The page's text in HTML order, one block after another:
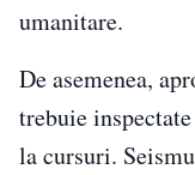
umanitare.
De asemenea,
trebuie
la cursuri.